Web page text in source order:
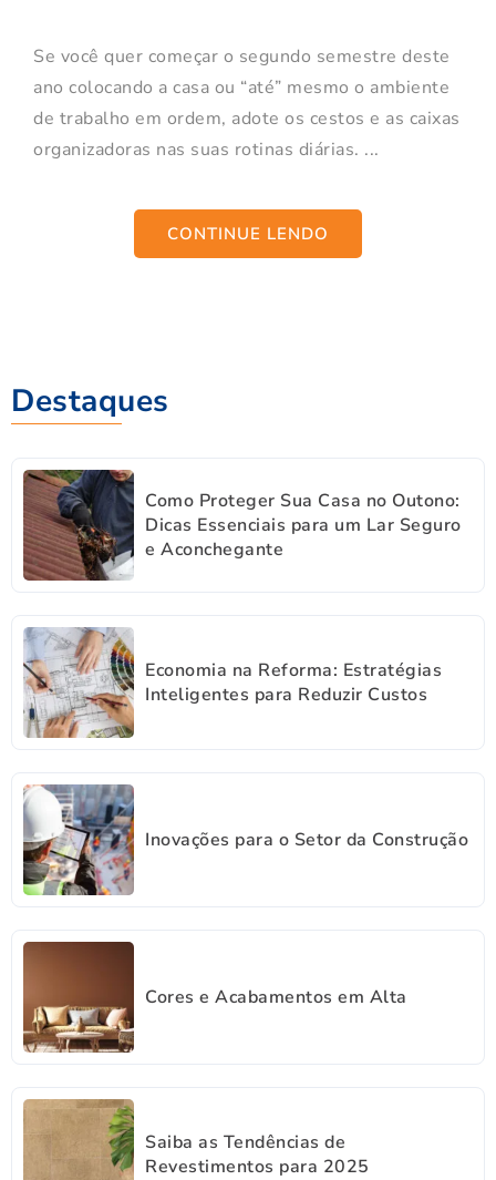
Se você quer começar o segundo semestre deste
ano colocando a casa ou “até” mesmo o ambiente
de trabalho em ordem, adote os cestos e as caixas
organizadoras nas suas rotinas diárias. ...
CONTINUE LENDO
Destaques
Como Proteger Sua Casa no Outono:
Dicas Essenciais para um Lar Seguro
e Aconchegante
Economia na Reforma: Estratégias
Inteligentes para Reduzir Custos
Inovações para o Setor da Construção
Cores e Acabamentos em Alta
Saiba as Tendências de
Revestimentos para 2025